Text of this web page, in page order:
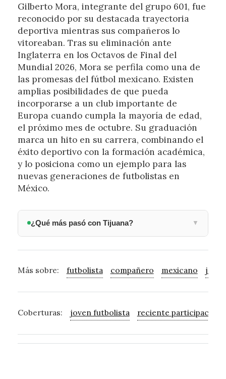
Gilberto Mora, integrante del grupo 601, fue
reconocido por su destacada trayectoria
deportiva mientras sus compañeros lo
vitoreaban. Tras su eliminación ante
Inglaterra en los Octavos de Final del
Mundial 2026, Mora se perfila como una de
las promesas del fútbol mexicano. Existen
amplias posibilidades de que pueda
incorporarse a un club importante de
Europa cuando cumpla la mayoría de edad,
el próximo mes de octubre. Su graduación
marca un hito en su carrera, combinando el
éxito deportivo con la formación académica,
y lo posiciona como un ejemplo para las
nuevas generaciones de futbolistas en
México.
¿Qué más pasó con Tijuana? ▼
Más sobre: futbolista compañero mexicano joven
Coberturas: joven futbolista reciente participación